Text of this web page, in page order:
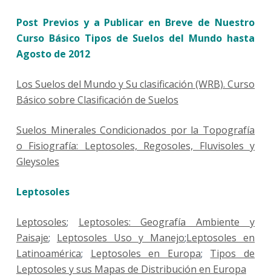
Post Previos y a Publicar en Breve de Nuestro
Curso Básico Tipos de Suelos del Mundo hasta
Agosto de 2012
Los Suelos del Mundo y Su clasificación (WRB). Curso
Básico sobre Clasificación de Suelos
Suelos Minerales Condicionados por la Topografía
o Fisiografía: Leptosoles, Regosoles, Fluvisoles y
Gleysoles
Leptosoles
Leptosoles; Leptosoles: Geografía Ambiente y
Paisaje; Leptosoles Uso y Manejo;Leptosoles en
Latinoamérica; Leptosoles en Europa; Tipos de
Leptosoles y sus Mapas de Distribución en Europa